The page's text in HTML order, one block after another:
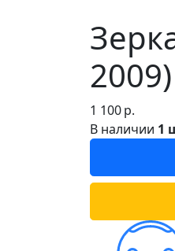
1 100р.
В наличии 1